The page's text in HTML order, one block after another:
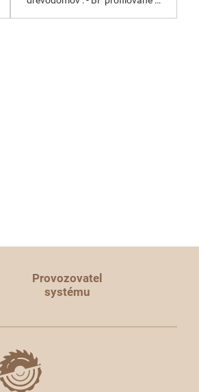
Provozovatel
systému